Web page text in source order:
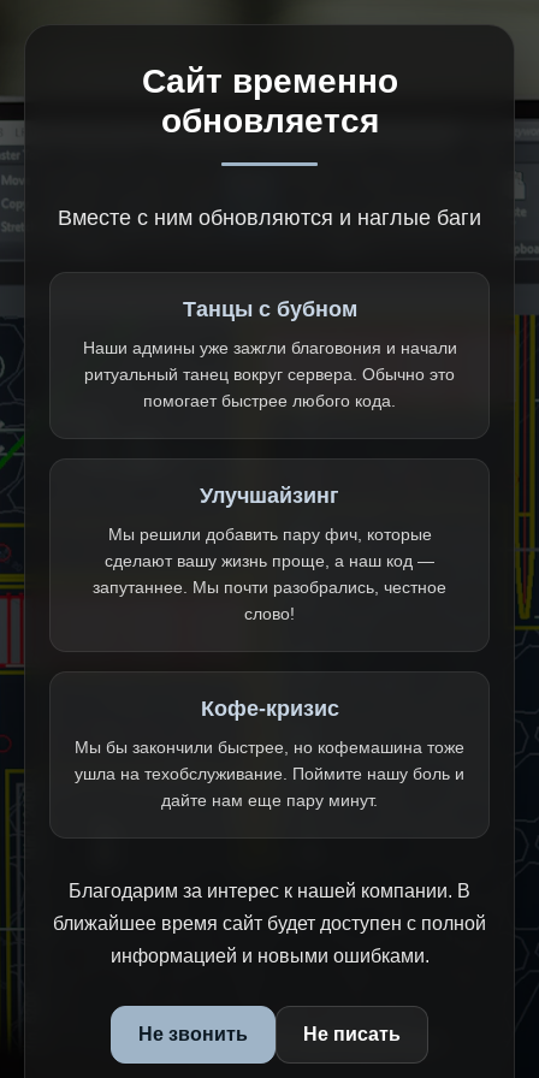
Сайт временно
обновляется
Вместе с ним обновляются и наглые баги
Танцы с бубном
Наши админы уже зажгли благовония и начали
ритуальный танец вокруг сервера. Обычно это
помогает быстрее любого кода.
Улучшайзинг
Мы решили добавить пару фич, которые
сделают вашу жизнь проще, а наш код —
запутаннее. Мы почти разобрались, честное
слово!
Кофе-кризис
Мы бы закончили быстрее, но кофемашина тоже
ушла на техобслуживание. Поймите нашу боль и
дайте нам еще пару минут.
Благодарим за интерес к нашей компании. В
ближайшее время сайт будет доступен с полной
информацией и новыми ошибками.
Не звонить Не писать